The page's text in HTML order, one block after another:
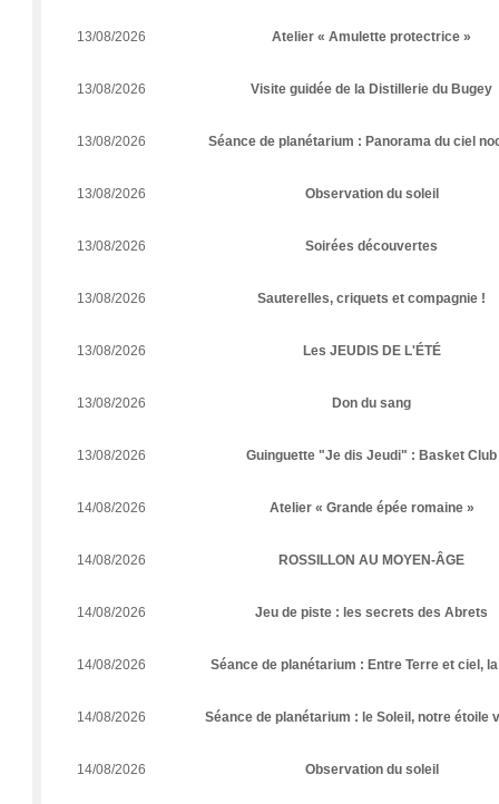
13/08/2026 Atelier « Amulette protectrice »
13/08/2026 Visite guidée de la Distillerie du Bugey
13/08/2026 Séance de planétarium : Panorama du ciel
13/08/2026 Observation du soleil
13/08/2026 Soirées découvertes
13/08/2026 Sauterelles, criquets et compagnie !
13/08/2026 Les JEUDIS DE L'ÉTÉ
13/08/2026 Don du sang
13/08/2026 Guinguette "Je dis Jeudi" : Basket Club
14/08/2026 Atelier « Grande épée romaine »
14/08/2026 ROSSILLON AU MOYEN-ÂGE
14/08/2026 Jeu de piste : les secrets des Abrets
14/08/2026 Séance de planétarium : Entre Terre et ciel,
14/08/2026 Séance de planétarium : le Soleil, notre étoile
14/08/2026 Observation du soleil